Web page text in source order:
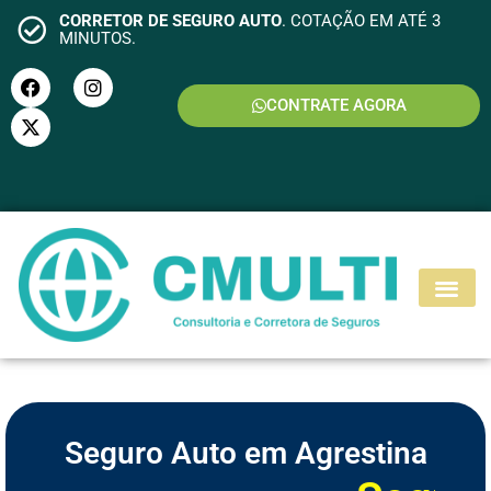
CORRETOR DE SEGURO AUTO. COTAÇÃO EM ATÉ 3
MINUTOS.
CONTRATE AGORA
SEGURO MOTO
Seguro Auto em Agrestina